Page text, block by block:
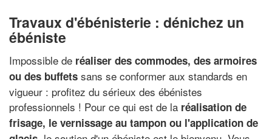
Travaux d'ébénisterie : dénichez un
ébéniste
Impossible de réaliser des commodes, des armoires
ou des buffets sans se conformer aux standards en
vigueur : profitez du sérieux des ébénistes
professionnels ! Pour ce qui est de la réalisation de
frisage, le vernissage au tampon ou l'application de